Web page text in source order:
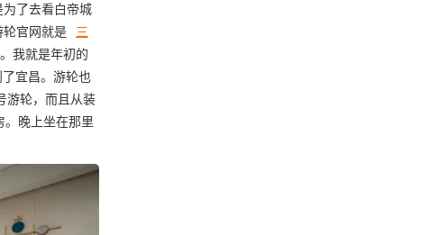
了去看白帝城
官网就是
三
我就是年初的
宜昌。游轮也
游轮，而且从装
晚上坐在那里